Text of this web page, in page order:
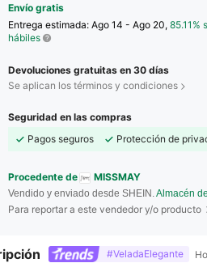
Envío gratis
Entrega estimada: Ago 14 - Ago 20, 85.11%
hábiles
Devoluciones gratuitas en 30 días
Se aplican los términos y condiciones
Seguridad en las compras
Pagos seguros
Protección de
Procedente de MISSMAY
Vendido y enviado desde SHEIN. Almacén
Para reportar a este vendedor y/o producto
#VeladaElegante